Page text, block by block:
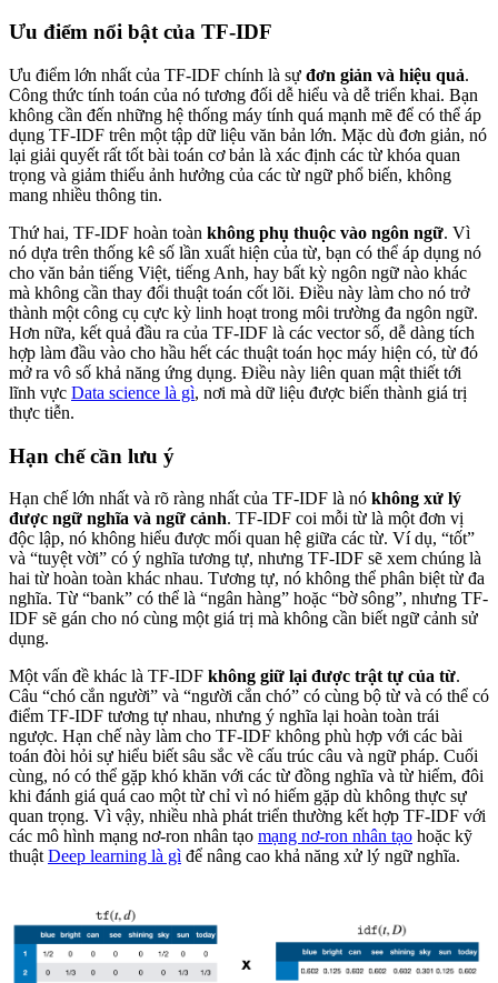
Ưu điểm nổi bật của TF-IDF
Ưu điểm lớn nhất của TF-IDF chính là sự đơn giản và hiệu quả.
Công thức tính toán của nó tương đối dễ hiểu và dễ triển khai. Bạn
không cần đến những hệ thống máy tính quá mạnh mẽ để có thể áp
dụng TF-IDF trên một tập dữ liệu văn bản lớn. Mặc dù đơn giản, nó
lại giải quyết rất tốt bài toán cơ bản là xác định các từ khóa quan
trọng và giảm thiểu ảnh hưởng của các từ ngữ phổ biến, không
mang nhiều thông tin.
Thứ hai, TF-IDF hoàn toàn không phụ thuộc vào ngôn ngữ. Vì
nó dựa trên thống kê số lần xuất hiện của từ, bạn có thể áp dụng nó
cho văn bản tiếng Việt, tiếng Anh, hay bất kỳ ngôn ngữ nào khác
mà không cần thay đổi thuật toán cốt lõi. Điều này làm cho nó trở
thành một công cụ cực kỳ linh hoạt trong môi trường đa ngôn ngữ.
Hơn nữa, kết quả đầu ra của TF-IDF là các vector số, dễ dàng tích
hợp làm đầu vào cho hầu hết các thuật toán học máy hiện có, từ đó
mở ra vô số khả năng ứng dụng. Điều này liên quan mật thiết tới
lĩnh vực Data science là gì, nơi mà dữ liệu được biến thành giá trị
thực tiễn.
Hạn chế cần lưu ý
Hạn chế lớn nhất và rõ ràng nhất của TF-IDF là nó không xử lý
được ngữ nghĩa và ngữ cảnh. TF-IDF coi mỗi từ là một đơn vị
độc lập, nó không hiểu được mối quan hệ giữa các từ. Ví dụ, “tốt”
và “tuyệt vời” có ý nghĩa tương tự, nhưng TF-IDF sẽ xem chúng là
hai từ hoàn toàn khác nhau. Tương tự, nó không thể phân biệt từ đa
nghĩa. Từ “bank” có thể là “ngân hàng” hoặc “bờ sông”, nhưng TF-
IDF sẽ gán cho nó cùng một giá trị mà không cần biết ngữ cảnh sử
dụng.
Một vấn đề khác là TF-IDF không giữ lại được trật tự của từ.
Câu “chó cắn người” và “người cắn chó” có cùng bộ từ và có thể có
điểm TF-IDF tương tự nhau, nhưng ý nghĩa lại hoàn toàn trái
ngược. Hạn chế này làm cho TF-IDF không phù hợp với các bài
toán đòi hỏi sự hiểu biết sâu sắc về cấu trúc câu và ngữ pháp. Cuối
cùng, nó có thể gặp khó khăn với các từ đồng nghĩa và từ hiếm, đôi
khi đánh giá quá cao một từ chỉ vì nó hiếm gặp dù không thực sự
quan trọng. Vì vậy, nhiều nhà phát triển thường kết hợp TF-IDF với
các mô hình mạng nơ-ron nhân tạo mạng nơ-ron nhân tạo hoặc kỹ
thuật Deep learning là gì để nâng cao khả năng xử lý ngữ nghĩa.